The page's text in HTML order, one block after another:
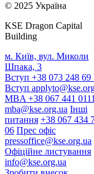
© 2025 Україна
KSE Dragon Capital
Building
м. Київ, вул. Миколи
Шпака, 3
Вступ +38 073 248 69
Вступ
MBA +38 067 441
mba@kse.org.ua Інші
питання +38 067 434
06 Прес офіс
pressoffice@kse.org.ua
Офіційне листування
info@kse.org.ua